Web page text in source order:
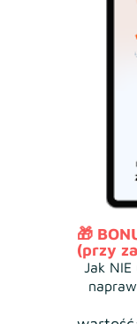
🎁
(przy
Jak